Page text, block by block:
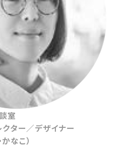
室
クター／デザイナー
なこ）